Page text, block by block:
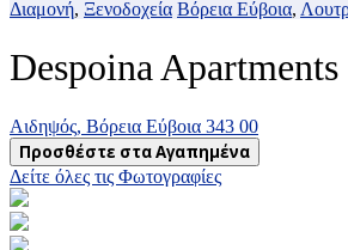
Διαμονή, Ξενοδοχεία Βόρεια Εύβοια,
Despoina Apartments
Αιδηψός, Βόρεια Εύβοια 343 00
Προσθέστε στα Αγαπημένα
Δείτε όλες τις Φωτογραφίες